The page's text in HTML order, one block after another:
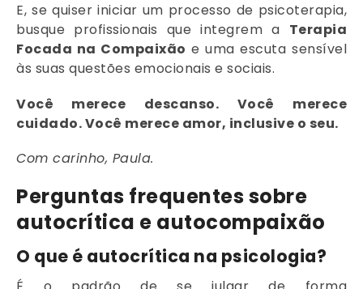
E, se quiser iniciar um processo de psicoterapia,
busque profissionais que integrem a Terapia
Focada na Compaixão e uma escuta sensível
às suas questões emocionais e sociais.
Você merece descanso. Você merece
cuidado. Você merece amor, inclusive o seu.
Com carinho, Paula.
Perguntas frequentes sobre
autocrítica e autocompaixão
O que é autocrítica na psicologia?